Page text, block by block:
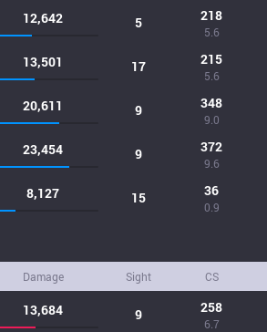
12,642 5 218
5.6
13,501 17 215
5.6
20,611 9 348
9.0
23,454 9 372
9.6
8,127 15 36
0.9
Damage Sight CS
13,684 9 258
6.7